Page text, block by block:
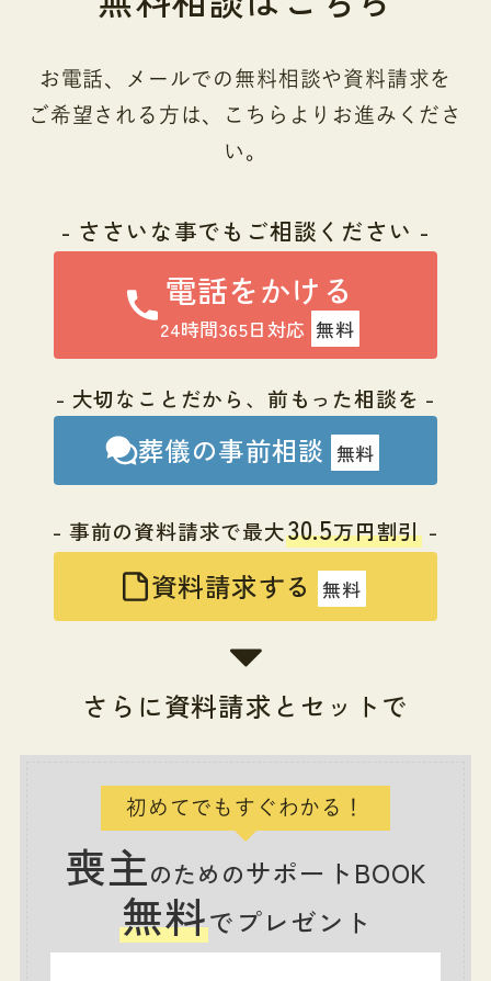
お電話、メールでの無料相談や資料請求を
ご希望される方は、こちらよりお進みくださ
い。
- ささいな事でもご相談ください -
電話をかける
24時間365日対応 無料
- 大切なことだから、前もった相談を -
葬儀の事前相談 無料
- 事前の資料請求で最大30.5万円割引 -
資料請求する 無料
さらに資料請求とセットで
初めてでもすぐわかる！
喪主のためのサポートBOOK
無料でプレゼント